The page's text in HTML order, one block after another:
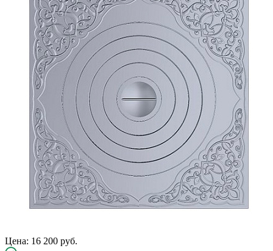
Цена: 16 200 руб.